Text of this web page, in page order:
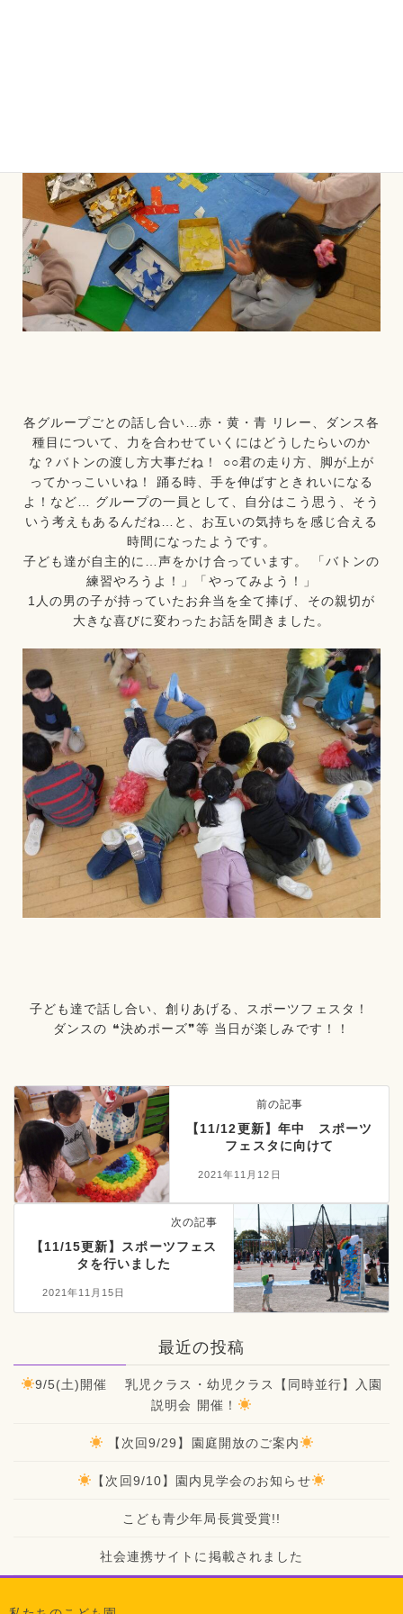
各グループごとの話し合い…赤・黄・青 リレー、ダンス各
種目について、力を合わせていくにはどうしたらいのか
な？バトンの渡し方大事だね！ ○○君の走り方、脚が上が
ってかっこいいね！ 踊る時、手を伸ばすときれいになる
よ！など… グループの一員として、自分はこう思う、そう
いう考えもあるんだね…と、お互いの気持ちを感じ合える
時間になったようです。
子ども達が自主的に…声をかけ合っています。 「バトンの
練習やろうよ！」「やってみよう！」
1人の男の子が持っていたお弁当を全て捧げ、その親切が
大きな喜びに変わったお話を聞きました。
子ども達で話し合い、創りあげる、スポーツフェスタ！
ダンスの ❝決めポーズ❞等 当日が楽しみです！！
前の記事
【11/12更新】年中 スポーツ
フェスタに向けて
2021年11月12日
次の記事
【11/15更新】スポーツフェス
タを行いました
2021年11月15日
最近の投稿
9/5(土)開催 乳児クラス・幼児クラス【同時並行】入園
説明会 開催！
【次回9/29】園庭開放のご案内
【次回9/10】園内見学会のお知らせ
こども青少年局長賞受賞!!
社会連携サイトに掲載されました